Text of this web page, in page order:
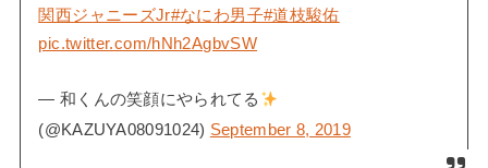
関西ジャニーズJr#なにわ男子#道枝駿佑
pic.twitter.com/hNh2AgbvSW
— 和くんの笑顔にやられてる
(@KAZUYA08091024) September 8, 2019